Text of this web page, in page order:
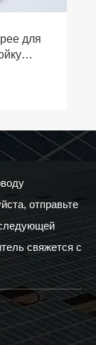
на
отправьте
свяжется с